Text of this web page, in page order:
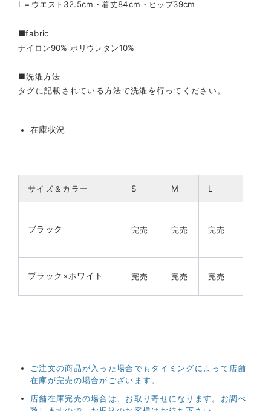
L＝ウエスト32.5cm・着丈84cm・ヒップ39cm
■fabric
ナイロン90% ポリウレタン10%
■洗濯方法
タグに記載されている方法で洗濯を行ってください。
在庫状況
サイズ＆カラー S M L
ブラック 完売 完売 完売
ブラック×ホワイト 完売 完売 完売
ご注文の商品が入った場合でもタイミングによって店舗
在庫が完売の場合がございます。
店舗在庫完売の場合は、お取り寄せになります。お調べ